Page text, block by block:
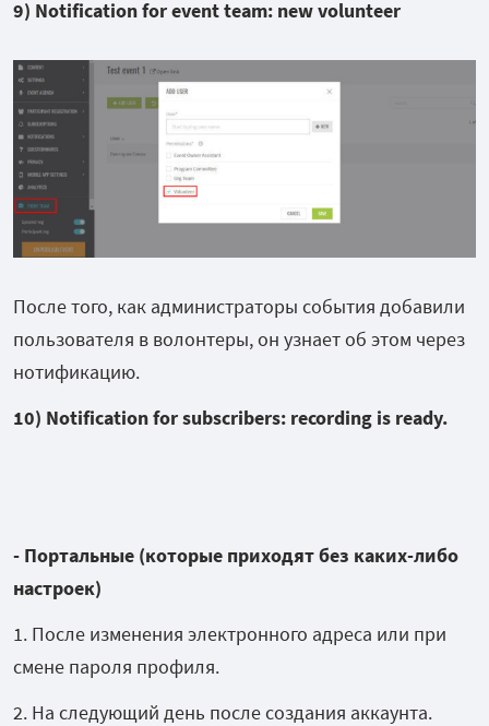
9) Notification for event team: new volunteer
После того, как администраторы события добавили
пользователя в волонтеры, он узнает об этом через
нотификацию.
10) Notification for subscribers: recording is ready.
- Портальные (которые приходят без каких-либо
настроек)
1. После изменения электронного адреса или при
смене пароля профиля.
2. На следующий день после создания аккаунта.